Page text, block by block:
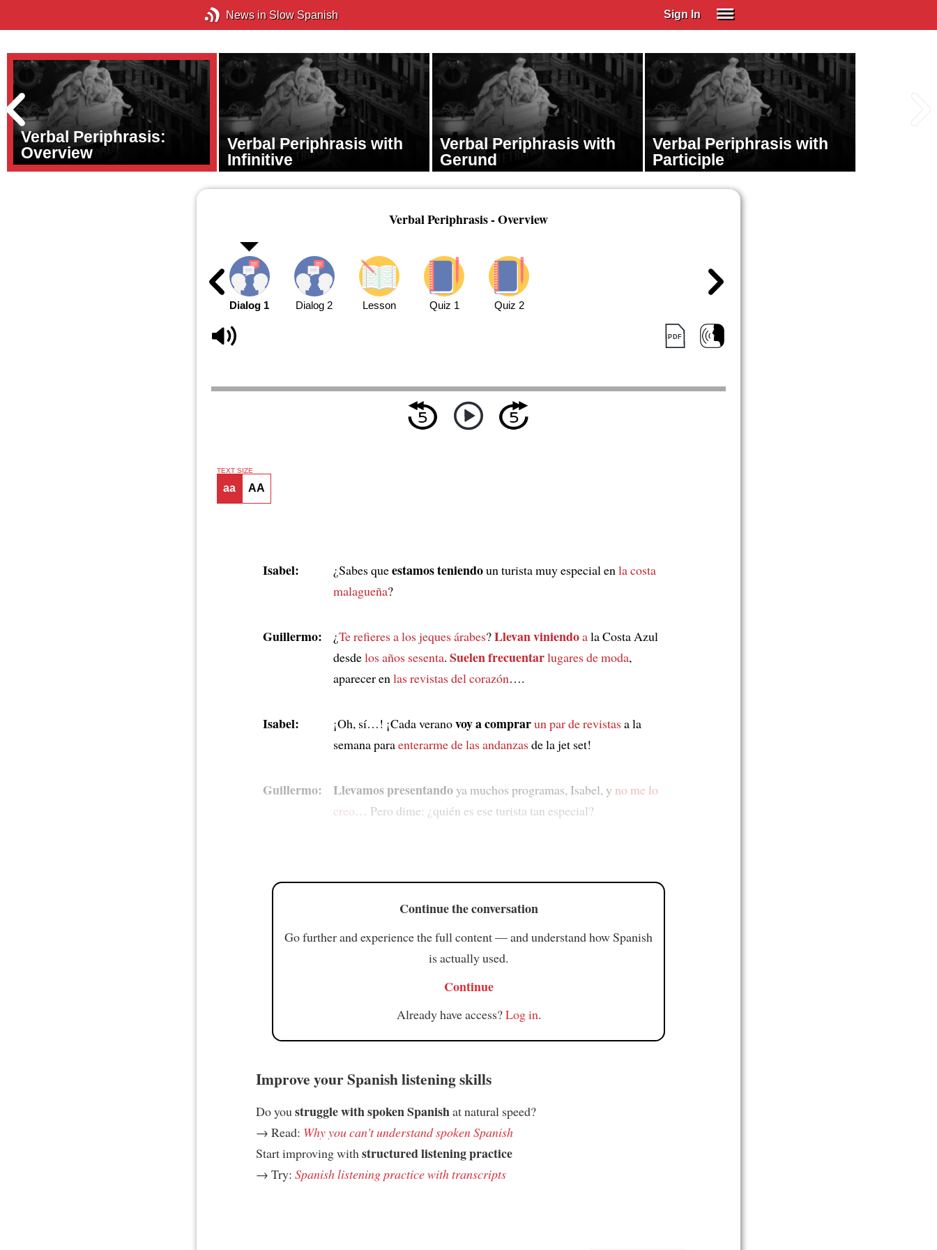
News in Slow Spanish Sign In
Spanish (Spain)
Spanish (Latino)
SUBSCRIBE
EDUCATIONAL LICENSES
GIFT CARDS
Verbal Periphrasis:
Overview
Verbal Periphrasis with
Infinitive
Verbal Periphrasis with
Gerund
Verbal Periphrasis with
Participle
Verbal Periphrasis - Overview
Dialog 1 Dialog 2 Lesson Quiz 1 Quiz 2
TEXT SIZE
aa AA
Isabel: ¿Sabes queestamos teniendoun turista muy especial en la costa
malagueña?
Guillermo: ¿Te refieres alos jeques árabes?Llevan viniendoala Costa Azul
desdelos años sesenta. Suelen frecuentarlugares de moda,
aparecer en las revistas del corazón….
Isabel: ¡Oh, sí…! ¡Cada veranovoy a comprarun par de revistasa la
semana paraenterarme delas andanzasde la jet set!
Guillermo: Llevamos presentandoya muchos programas, Isabel, y no me lo
creo… Pero dime: ¿quién es ese turista tan especial?
Continue the conversation
Go further and experience the full content — and understand how Spanish
is actually used.
Continue
Already have access?Log in.
Improve your Spanish listening skills
Do you struggle with spoken Spanishat natural speed?
→ Read: Why you can't understand spoken Spanish
Start improving with structured listening practice
→ Try: Spanish listening practice with transcripts